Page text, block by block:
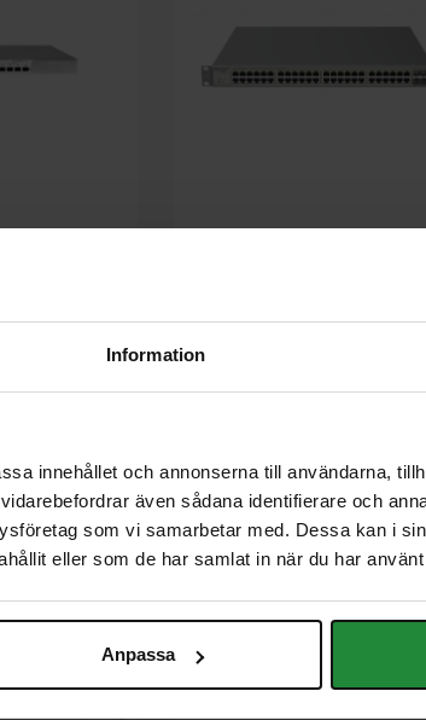
Information
innehållet och annonserna till användarna,
även sådana identifierare och
som vi samarbetar med. Dessa kan i
eller som de har samlat in när du har
Anpassa
Snabbvy
favorite_border
Snabbvy